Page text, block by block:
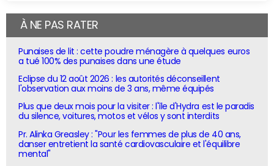
À NE PAS RATER
Punaises de lit : cette poudre ménagère à quelques euros
a tué 100% des punaises dans une étude
Eclipse du 12 août 2026 : les autorités déconseillent
l'observation aux moins de 3 ans, même équipés
Plus que deux mois pour la visiter : l'île d'Hydra est le paradis
du silence, voitures, motos et vélos y sont interdits
Pr. Alinka Greasley : "Pour les femmes de plus de 40 ans,
danser entretient la santé cardiovasculaire et l'équilibre
mental"